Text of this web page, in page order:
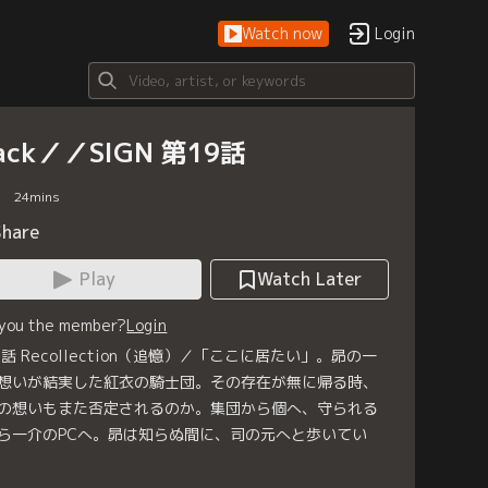
Watch now Login
／／SIGN 第19話
24mins
Play
Watch Later
the member?Login
Recollection（追憶）／「ここに居たい」。昴の一
いが結実した紅衣の騎士団。その存在が無に帰る時、
想いもまた否定されるのか。集団から個へ、守られる
一介のPCへ。昴は知らぬ間に、司の元へと歩いてい